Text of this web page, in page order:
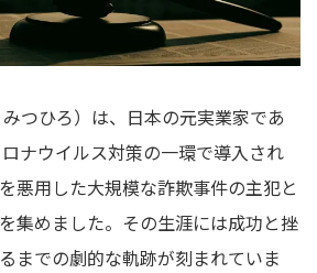
つひろ）は、日本の元実業家であ
ナウイルス対策の一環で導入され
悪用した大規模な詐欺事件の主犯と
集めました。その生涯には成功と挫
までの劇的な軌跡が刻まれていま